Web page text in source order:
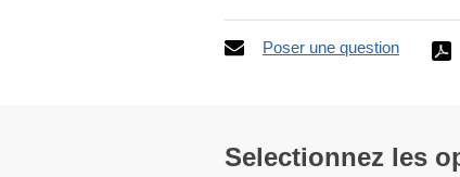
Poser une question
Selectionnez les